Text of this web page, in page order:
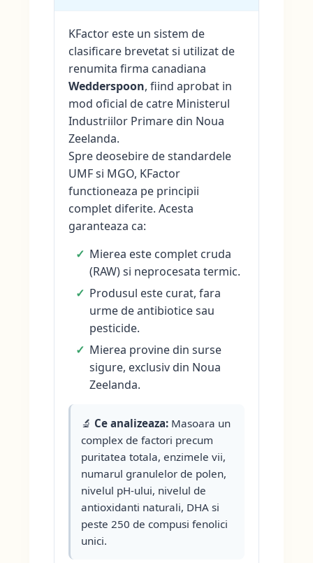
KFactor este un sistem de
clasificare brevetat si utilizat de
renumita firma canadiana
Wedderspoon, fiind aprobat in
mod oficial de catre Ministerul
Industriilor Primare din Noua
Zeelanda.
Spre deosebire de standardele
UMF si MGO, KFactor
functioneaza pe principii
complet diferite. Acesta
garanteaza ca:
Mierea este complet cruda
(RAW) si neprocesata termic.
Produsul este curat, fara
urme de antibiotice sau
pesticide.
Mierea provine din surse
sigure, exclusiv din Noua
Zeelanda.
🔬 Ce analizeaza: Masoara un
complex de factori precum
puritatea totala, enzimele vii,
numarul granulelor de polen,
nivelul pH-ului, nivelul de
antioxidanti naturali, DHA si
peste 250 de compusi fenolici
unici.